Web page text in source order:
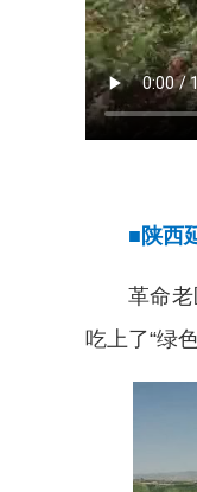
■陕西
革命
吃上了“绿色